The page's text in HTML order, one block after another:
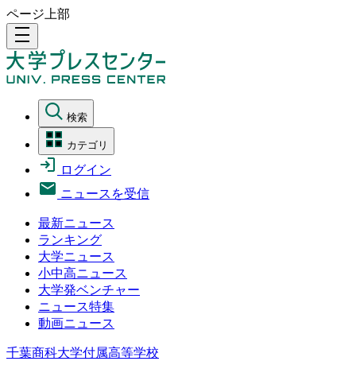
ページ上部
density_medium
検索
カテゴリ
ログイン
ニュースを受信
最新ニュース
ランキング
大学ニュース
小中高ニュース
大学発ベンチャー
ニュース特集
動画ニュース
千葉商科大学付属高等学校